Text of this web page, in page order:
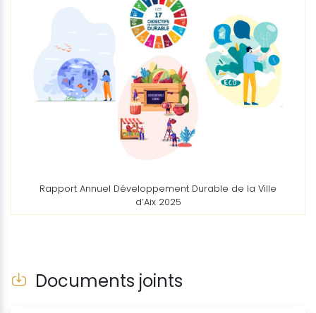
Rapport Annuel Développement Durable de la Ville
d’Aix 2025
Documents joints